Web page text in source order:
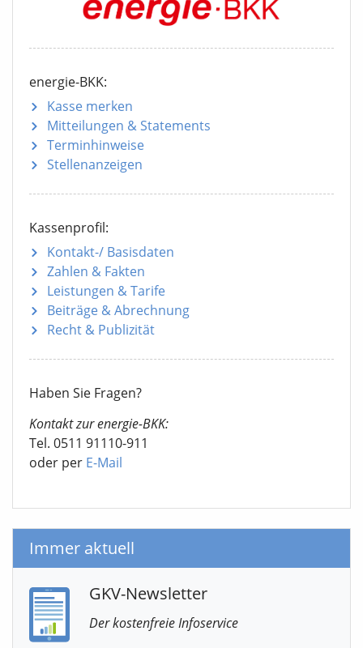
energie-BKK:
Kasse merken
Mitteilungen & Statements
Terminhinweise
Stellenanzeigen
Kassenprofil:
Kontakt-/ Basisdaten
Zahlen & Fakten
Leistungen & Tarife
Beiträge & Abrechnung
Recht & Publizität
Haben Sie Fragen?
Kontakt zur energie-BKK:
Tel. 0511 91110-911
oder per E-Mail
Immer aktuell
GKV-Newsletter
Der kostenfreie Infoservice